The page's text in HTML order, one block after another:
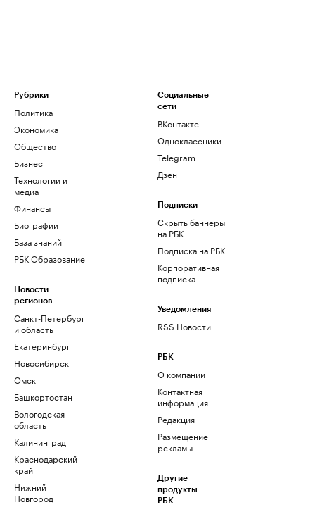
Рубрики
Политика
Экономика
Общество
Бизнес
Технологии и
медиа
Финансы
Биографии
База знаний
РБК Образование
Новости
регионов
Санкт-Петербург
и область
Екатеринбург
Новосибирск
Омск
Башкортостан
Вологодская
область
Калининград
Краснодарский
край
Нижний
Новгород
Социальные
сети
ВКонтакте
Одноклассники
Telegram
Дзен
Подписки
Скрыть баннеры
на РБК
Подписка на РБК
Корпоративная
подписка
Уведомления
RSS Новости
РБК
О компании
Контактная
информация
Редакция
Размещение
рекламы
Другие
продукты
РБК